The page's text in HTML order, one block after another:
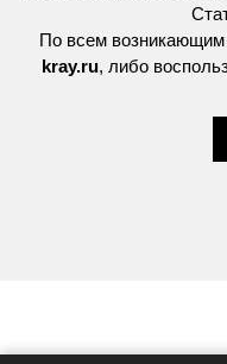
По всем
kray.ru, либо